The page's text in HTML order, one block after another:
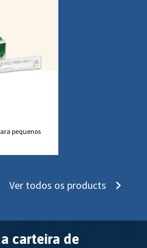
pequenos
Ver todos os products
carteira de